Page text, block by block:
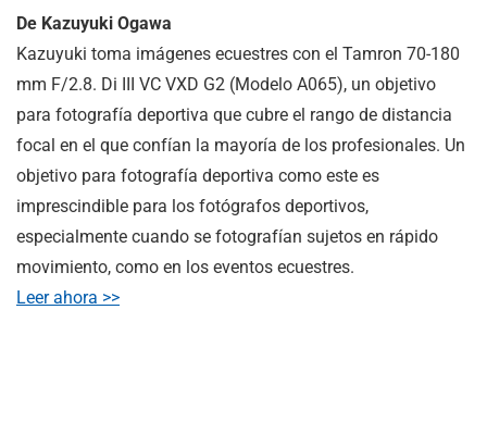
De Kazuyuki Ogawa
Kazuyuki toma imágenes ecuestres con el Tamron 70-180
mm F/2.8. Di III VC VXD G2 (Modelo A065), un objetivo
para fotografía deportiva que cubre el rango de distancia
focal en el que confían la mayoría de los profesionales. Un
objetivo para fotografía deportiva como este es
imprescindible para los fotógrafos deportivos,
especialmente cuando se fotografían sujetos en rápido
movimiento, como en los eventos ecuestres.
Leer ahora >>